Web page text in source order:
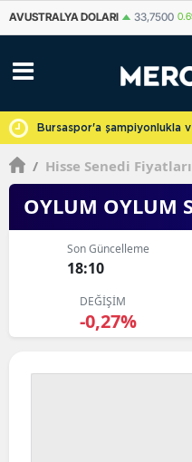
KANADA DOLARI 34,2339 0.73%
Bursaspor'a şampiyonlukla
/ Hisse Senedi Fiyatları
OYLUM OYLUM
Son Güncelleme
18:10
DEĞİŞİM
-0,27%